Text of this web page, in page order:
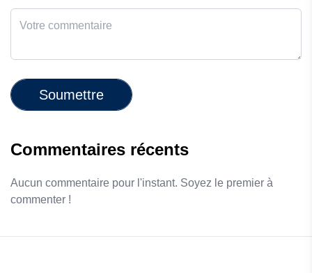
Soumettre
Commentaires récents
Aucun commentaire pour l'instant. Soyez le premier à
commenter !